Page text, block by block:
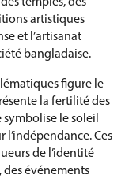
artistiques
et l’artisanat
bangladaise.
figure le
la fertilité des
symbolise le soleil
l’indépendance. Ces
de l’identité
des événements